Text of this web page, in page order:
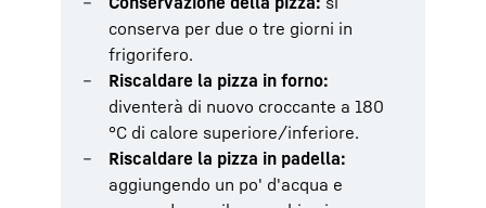
conserva per due o tre giorni in
frigorifero.
Riscaldare la pizza in forno:
diventerà di nuovo croccante a 180
°C di calore superiore/inferiore.
Riscaldare la pizza in padella:
aggiungendo un po' d'acqua e